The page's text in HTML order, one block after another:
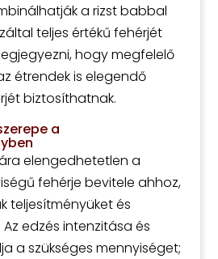
a rizst babbal
teljes értékű fehérjét
hogy megfelelő
étrendek is elegendő
biztosíthatnak.
a
elengedhetetlen a
fehérje bevitele ahhoz,
teljesítményüket és
edzés intenzitása és
a szükséges mennyiséget;